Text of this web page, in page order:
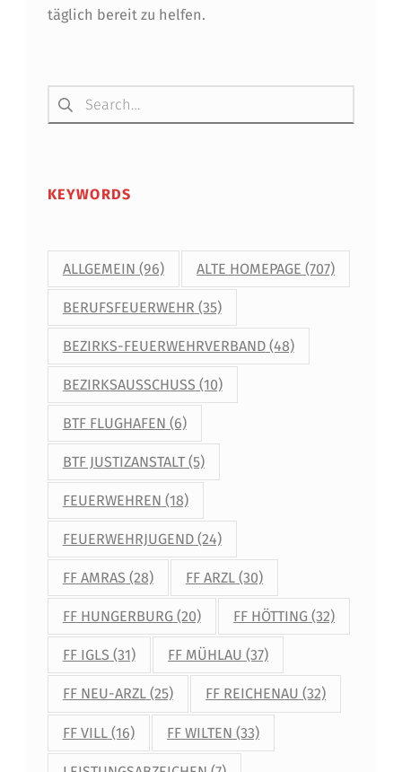
täglich bereit zu helfen.
Suchen nach:
KEYWORDS
ALLGEMEIN (96) ALTE HOMEPAGE (707)
BERUFSFEUERWEHR (35)
BEZIRKS-FEUERWEHRVERBAND(48)
BEZIRKSAUSSCHUSS (10)
BTF FLUGHAFEN (6)
BTF JUSTIZANSTALT(5)
FEUERWEHREN (18)
FEUERWEHRJUGEND(24)
FF AMRAS (28) FF ARZL (30)
FF HUNGERBURG(20) FF HÖTTING (32)
FF IGLS (31) FF MÜHLAU (37)
FF NEU-ARZL(25) FF REICHENAU (32)
FF VILL(16) FF WILTEN (33)